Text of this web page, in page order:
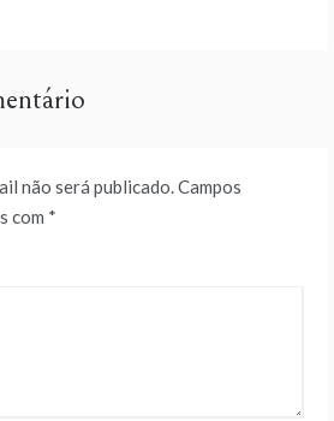
não será publicado.Campos
com *